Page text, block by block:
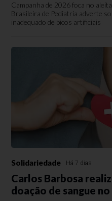
Campanha de 2026 foca no
Brasileira de Pediatria adverte
inadequado de bicos artificiais
Solidariedade Há 7 dias
Carlos Barbosa
doação de sangue no